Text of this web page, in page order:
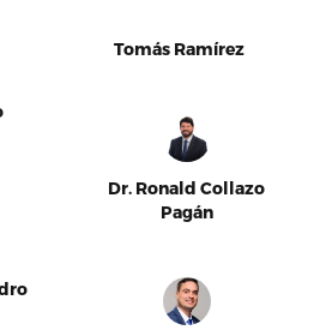
Tomás Ramírez
Dr. Ronald Collazo
Pagán